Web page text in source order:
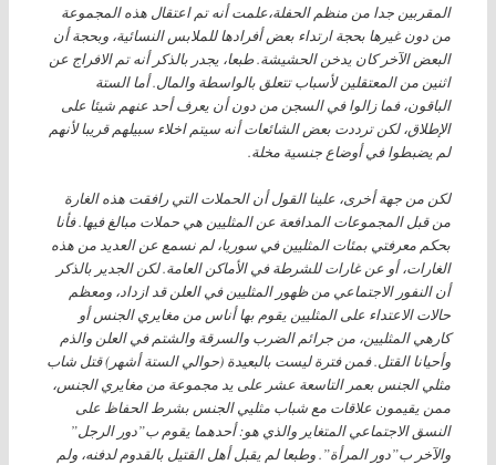
المقربين جدا من منظم الحفلة،علمت أنه تم اعتقال هذه المجموعة
من دون غيرها بحجة ارتداء بعض أفرادها للملابس النسائية، وبحجة أن
البعض الآخر كان يدخن الحشيشة. طبعا، يجدر بالذكر أنه تم الافراج عن
اثنين من المعتقلين لأسباب تتعلق بالواسطة والمال. أما الستة
الباقون، فما زالوا في السجن من دون أن يعرف أحد عنهم شيئا على
الإطلاق، لكن ترددت بعض الشائعات أنه سيتم اخلاء سبيلهم قريبا لأنهم
لم يضبطوا في أوضاع جنسية مخلة.
لكن من جهة أخرى، علينا القول أن الحملات التي رافقت هذه الغارة
من قبل المجموعات المدافعة عن المثليين هي حملات مبالغ فيها. فأنا
بحكم معرفتي بمئات المثليين في سوريا، لم نسمع عن العديد من هذه
الغارات، أو عن غارات للشرطة في الأماكن العامة. لكن الجدير بالذكر
أن النفور الاجتماعي من ظهور المثليين في العلن قد ازداد، ومعظم
حالات الاعتداء على المثليين يقوم بها أناس من مغايري الجنس أو
كارهي المثليين، من جرائم الضرب والسرقة والشتم في العلن والذم
وأحيانا القتل. فمن فترة ليست بالبعيدة (حوالي الستة أشهر) قتل شاب
مثلي الجنس بعمر التاسعة عشر على يد مجموعة من مغايري الجنس،
ممن يقيمون علاقات مع شباب مثليي الجنس بشرط الحفاظ على
النسق الاجتماعي المتغاير والذي هو: أحدهما يقوم ب”دور الرجل”
والآخر ب”دور المرأة”. وطبعا لم يقبل أهل القتيل بالقدوم لدفنه، ولم